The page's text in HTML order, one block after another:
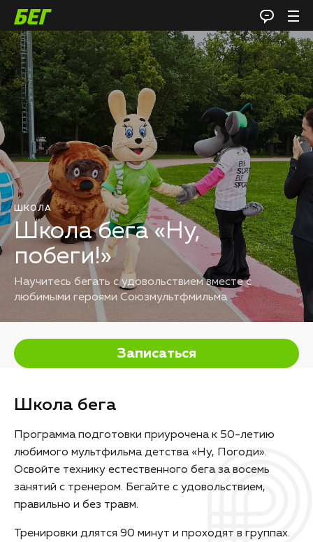
ШКОЛА
Школа бега «Ну,
побеги!»
Научитесь бегать с удовольствием вместе с
любимыми героями Союзмультфмильма
Записаться
Школа бега
Программа подготовки приурочена к 50-летию
любимого мультфильма детства «Ну, Погоди».
Освойте технику естественного бега за восемь
занятий с тренером. Бегайте с удовольствием,
правильно и без травм.
Тренировки длятся 90 минут и проходят в группах.